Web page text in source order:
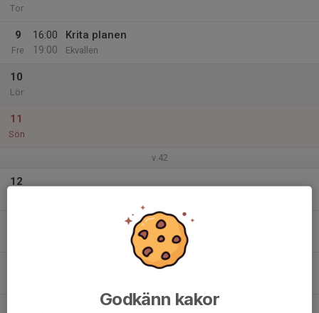
Tor
9
Fre
16:00
19:00
Krita planen
Ekvallen
10
Lör
11
Sön
v.42
12
Godkänn kakor